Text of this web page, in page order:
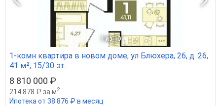
1 из 10
1-комн квартира в новом доме, ул Блюхера, 26, д. 26,
41 м², 15/30 эт.
8 810 000 ₽
214 878 ₽ за м2
Ипотека от 38 876 ₽ в месяц